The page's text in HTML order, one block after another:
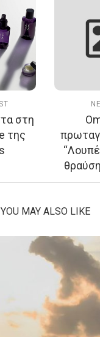
στη
της
YOU MAY ALSO LIKE